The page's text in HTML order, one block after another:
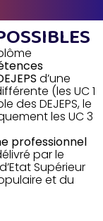
d’une
(les UC 1
des DEJEPS, le
les UC 3
professionnel
par le
Supérieur
et du